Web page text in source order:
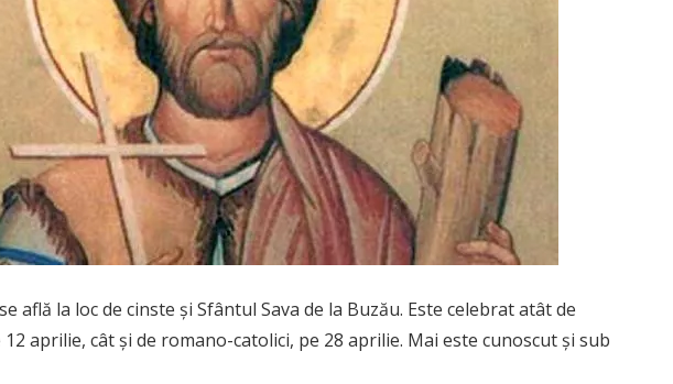
află la loc de cinste și Sfântul Sava de la Buzău. Este celebrat atât de
aprilie, cât și de romano-catolici, pe 28 aprilie. Mai este cunoscut și sub